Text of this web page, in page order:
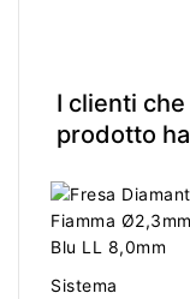
I clienti
prodotto
Sistema